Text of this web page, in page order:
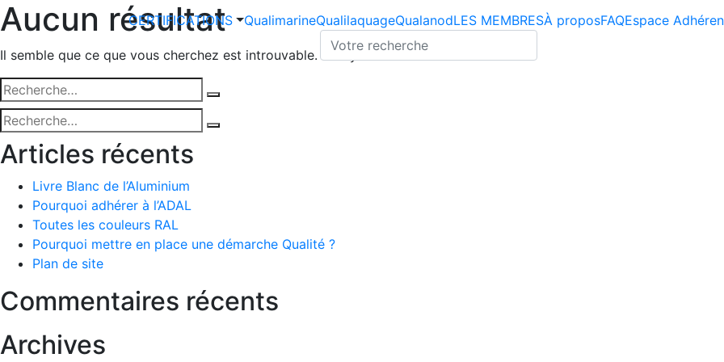
CERTIFICATIONS QualimarineQualilaquageQualanodLES MEMBRESÀ proposFAQEspace
Aucun résultat
Il semble que ce que vous cherchez est introuvable. Essayez avec une recherche.
Recherche
pour
Recherche
pour
:Articles récents
Livre Blanc de l’Aluminium
Pourquoi adhérer à l’ADAL
Toutes les couleurs RAL
Pourquoi mettre en place une démarche Qualité ?
Plan de site
Commentaires récents
Archives